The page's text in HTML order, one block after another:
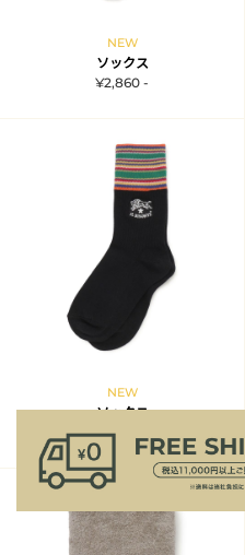
NEW
ソックス
¥2,860 -
NEW
ソックス
¥2,860 -